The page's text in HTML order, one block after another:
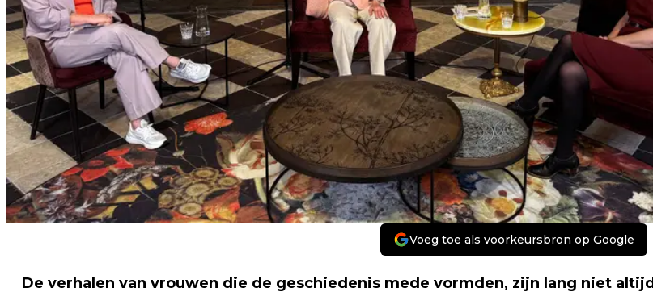
Voeg toe als voorkeursbron op Google
De verhalen van vrouwen die de geschiedenis mede vormden, zijn lang niet altijd